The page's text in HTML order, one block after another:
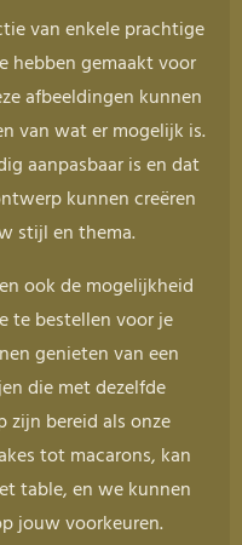
van enkele prachtige
hebben gemaakt voor
afbeeldingen kunnen
van wat er mogelijk is.
aanpasbaar is en dat
kunnen creëren
stijl en thema.
ook de mogelijkheid
te bestellen voor je
genieten van een
die met dezelfde
bereid als onze
tot macarons, kan
table, en we kunnen
jouw voorkeuren.